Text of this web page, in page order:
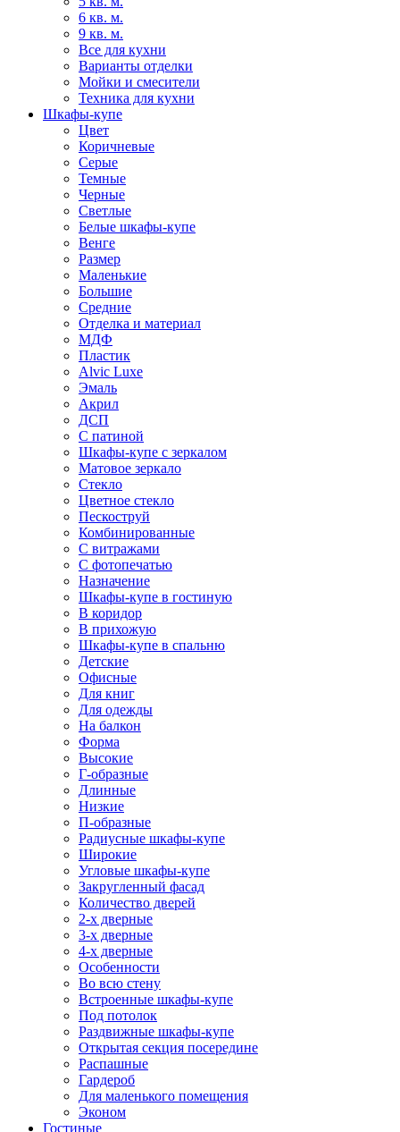
6 кв. м.
9 кв. м.
Все для кухни
Варианты отделки
Мойки и смесители
Техника для кухни
Шкафы-купе
Цвет
Коричневые
Серые
Темные
Черные
Светлые
Белые шкафы-купе
Венге
Размер
Маленькие
Большие
Средние
Отделка и материал
МДФ
Пластик
Alvic Luxe
Эмаль
Акрил
ДСП
С патиной
Шкафы-купе с зеркалом
Матовое зеркало
Стекло
Цветное стекло
Пескоструй
Комбинированные
С витражами
С фотопечатью
Назначение
Шкафы-купе в гостиную
В коридор
В прихожую
Шкафы-купе в спальню
Детские
Офисные
Для книг
Для одежды
На балкон
Форма
Высокие
Г-образные
Длинные
Низкие
П-образные
Радиусные шкафы-купе
Широкие
Угловые шкафы-купе
Закругленный фасад
Количество дверей
2-х дверные
3-х дверные
4-х дверные
Особенности
Во всю стену
Встроенные шкафы-купе
Под потолок
Раздвижные шкафы-купе
Открытая секция посередине
Распашные
Гардероб
Для маленького помещения
Эконом
Гостиные